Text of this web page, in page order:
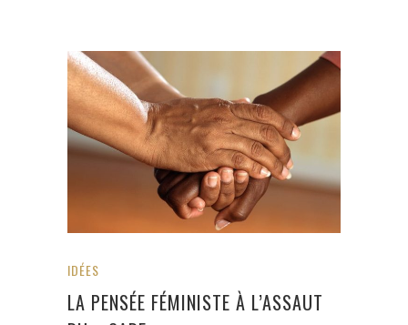
IDÉES
LA PENSÉE FÉMINISTE À L’ASSAUT